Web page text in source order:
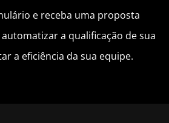
e receba uma proposta
a qualificação de sua
a eficiência da sua equipe.